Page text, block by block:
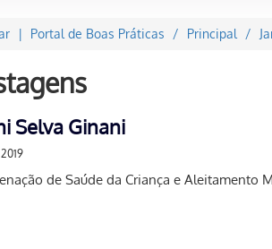
Portal de Boas Práticas Principal
Selva Ginani
de Saúde da Criança e Aleitamento